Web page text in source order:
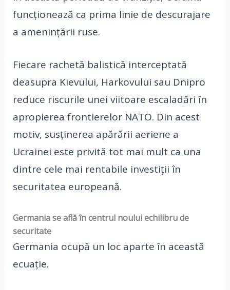
funcționează ca prima linie de descurajare
a amenințării ruse.
Fiecare rachetă balistică interceptată
deasupra Kievului, Harkovului sau Dnipro
reduce riscurile unei viitoare escaladări în
apropierea frontierelor NATO. Din acest
motiv, susținerea apărării aeriene a
Ucrainei este privită tot mai mult ca una
dintre cele mai rentabile investiții în
securitatea europeană.
Germania se află în centrul noului echilibru de
securitate
Germania ocupă un loc aparte în această
ecuație.